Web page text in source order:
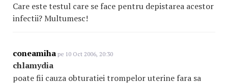
Care este testul care se face pentru depistarea acestor
infectii? Multumesc!
coneamiha pe 10 Oct 2006, 20:30
chlamydia
poate fii cauza obturatiei trompelor uterine fara sa